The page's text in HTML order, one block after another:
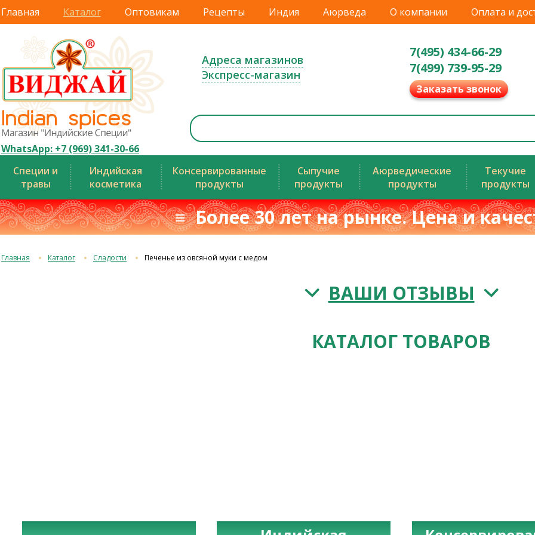
Главная Каталог Оптовикам Рецепты Индия Аюрведа О компании Оплата и
WhatsApp: +7 (969) 341-30-66
Адреса магазинов
Экспресс-магазин
7(495) 434-66-29
7(499) 739-95-29
Заказать звонок
Специи и
травы
Индийская
косметика
Консервированные
продукты
Сыпучие
продукты
Аюрведические
продукты
Текучие
продукты
≡ Более 30 лет на рынке. Цена и
Главная Каталог Сладости Печенье из овсяной муки с медом
ВАШИ ОТЗЫВЫ
КАТАЛОГ ТОВАРОВ